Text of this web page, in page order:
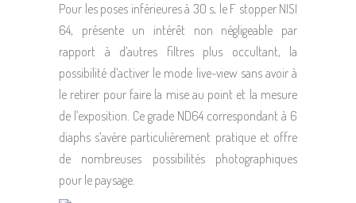
Pour les poses inférieures à 30 s, le F stopper NISI
64, présente un intérêt non négligeable par
rapport à d’autres filtres plus occultant, la
possibilité d’activer le mode live-view sans avoir à
le retirer pour faire la mise au point et la mesure
de l’exposition. Ce grade ND64 correspondant à 6
diaphs s’avère particulièrement pratique et offre
de nombreuses possibilités photographiques
pour le paysage.